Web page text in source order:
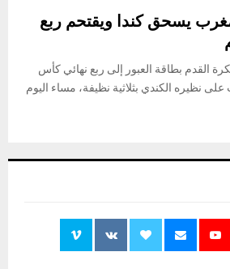
يسحق كندا ويقتحم ربع
القدم بطاقة العبور إلى ربع نهائي كأس
تغلب على نظيره الكندي بثلاثية نظيفة، مساء اليوم